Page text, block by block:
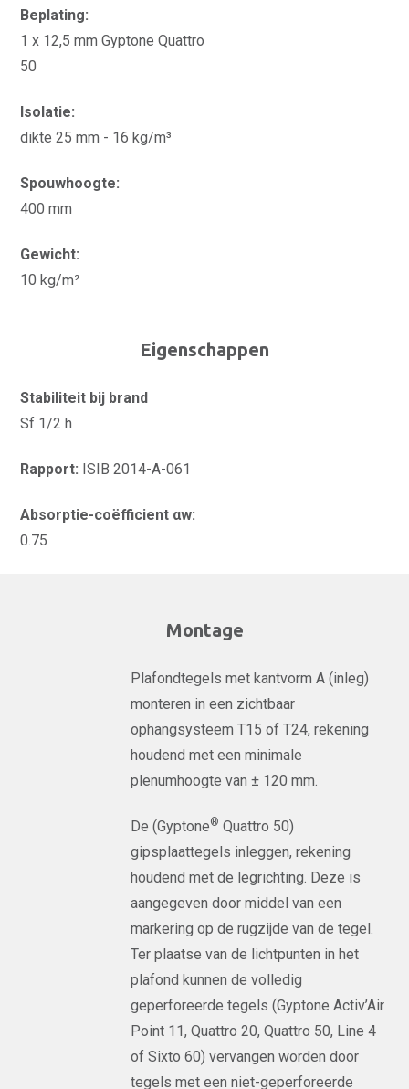
Beplating:
1 x 12,5 mm Gyptone Quattro
50
Isolatie:
dikte 25 mm - 16 kg/m³
Spouwhoogte:
400 mm
Gewicht:
10 kg/m²
Eigenschappen
Stabiliteit bij brand
Sf 1/2 h
Rapport: ISIB 2014-A-061
Absorptie-coëfficient αw:
0.75
Montage
Plafondtegels met kantvorm A (inleg)
monteren in een zichtbaar
ophangsysteem T15 of T24, rekening
houdend met een minimale
plenumhoogte van ± 120 mm.
De (Gyptone® Quattro 50)
gipsplaattegels inleggen, rekening
houdend met de legrichting. Deze is
aangegeven door middel van een
markering op de rugzijde van de tegel.
Ter plaatse van de lichtpunten in het
plafond kunnen de volledig
geperforeerde tegels (Gyptone Activ’Air
Point 11, Quattro 20, Quattro 50, Line 4
of Sixto 60) vervangen worden door
tegels met een niet-geperforeerde